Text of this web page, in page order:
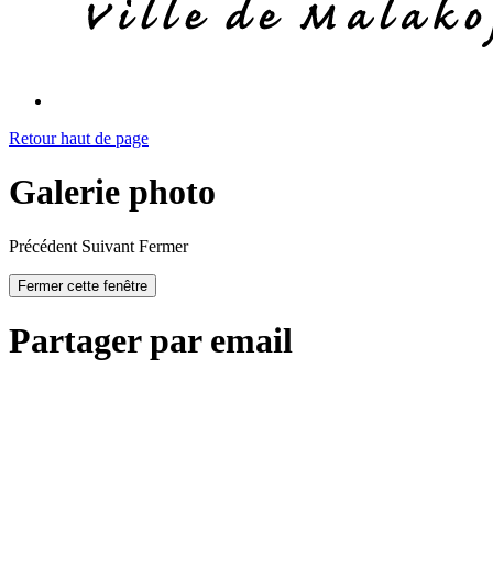
Retour haut de page
Galerie photo
Précédent Suivant Fermer
Fermer cette fenêtre
Partager par email